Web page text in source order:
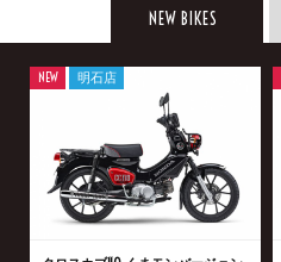
NEW BIKES
NEW 明石店